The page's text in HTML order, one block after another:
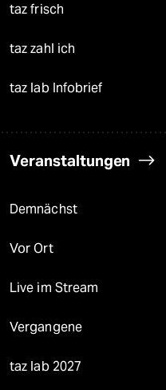
taz frisch
taz zahl ich
taz lab Infobrief
Veranstaltungen
Demnächst
Vor Ort
Live im Stream
Vergangene
taz lab 2027